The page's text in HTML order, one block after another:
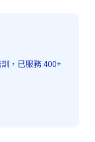
，已服務 400+